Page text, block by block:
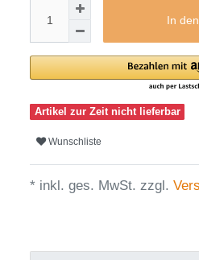
In
Artikel zur Zeit nicht lieferbar
Wunschliste
* inkl. ges. MwSt. zzgl.